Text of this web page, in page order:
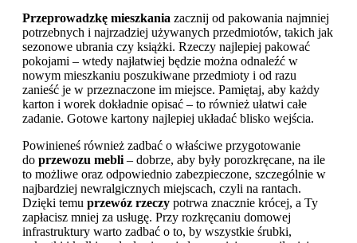
Przeprowadzkę mieszkania zacznij od pakowania najmniej
potrzebnych i najrzadziej używanych przedmiotów, takich jak
sezonowe ubrania czy książki. Rzeczy najlepiej pakować
pokojami – wtedy najłatwiej będzie można odnaleźć w
nowym mieszkaniu poszukiwane przedmioty i od razu
zanieść je w przeznaczone im miejsce. Pamiętaj, aby każdy
karton i worek dokładnie opisać – to również ułatwi całe
zadanie. Gotowe kartony najlepiej układać blisko wejścia.
Powinieneś również zadbać o właściwe przygotowanie
do przewozu mebli – dobrze, aby były porozkręcane, na ile
to możliwe oraz odpowiednio zabezpieczone, szczególnie w
najbardziej newralgicznych miejscach, czyli na rantach.
Dzięki temu przewóz rzeczy potrwa znacznie krócej, a Ty
zapłacisz mniej za usługę. Przy rozkręcaniu domowej
infrastruktury warto zadbać o to, by wszystkie śrubki,